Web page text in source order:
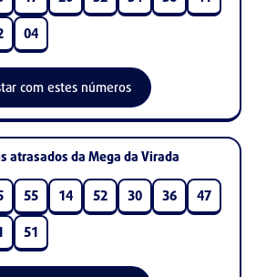
04
com estes números
atrasados da Mega da Virada
55 14 52 30 36 47
51